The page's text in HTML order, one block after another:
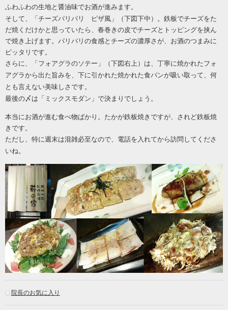
ふわふわの生地と醤油味でお酒が進みます。
そして、「チーズパリパリ ピザ風」（下図下中）。鉄板でチーズをた
だ焼くだけかと思っていたら、春巻きの皮でチーズとトッピングを挟ん
で焼き上げます。パリパリの食感とチーズの濃厚さが、お酒のつまみに
ピッタリです。
さらに、「フォアグラのソテー」（下図右上）は、丁寧に焼かれたフォ
アグラから出た旨みを、下に引かれた焼かれた食パンが吸い取って、何
とも言えない美味しさです。
最後の〆は「ミックスモダン」で決まりでしょう。
本当にお酒が進む食べ物ばかり。たかが鉄板焼きですが、されど鉄板焼
きです。
ただし、特に週末は混雑必至なので、電話を入れてから訪問してくださ
いね。
院長のお気に入り